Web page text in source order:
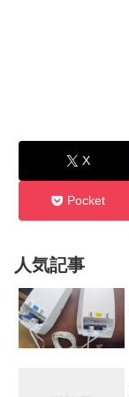
X
Pocket
人気記事